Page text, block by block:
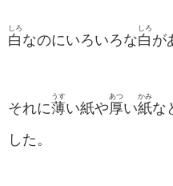
白
しろ
なのにいろいろな白
しろ
が
それに薄
うす
い紙や厚
あつ
い紙
かみ
な
した。